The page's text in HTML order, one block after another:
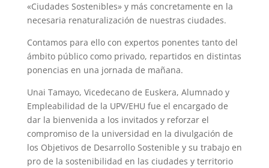
«Ciudades Sostenibles» y más concretamente en la
necesaria renaturalización de nuestras ciudades.
Contamos para ello con expertos ponentes tanto del
ámbito público como privado, repartidos en distintas
ponencias en una jornada de mañana.
Unai Tamayo, Vicedecano de Euskera, Alumnado y
Empleabilidad de la UPV/EHU fue el encargado de
dar la bienvenida a los invitados y reforzar el
compromiso de la universidad en la divulgación de
los Objetivos de Desarrollo Sostenible y su trabajo en
pro de la sostenibilidad en las ciudades y territorio